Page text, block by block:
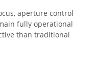
aperture control
fully operational
than traditional